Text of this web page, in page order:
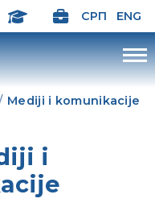
СРП ENG
Mediji i komunikacije
i